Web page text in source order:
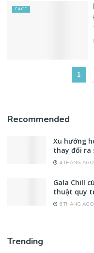
FACE
1
Recommended
Xu hướng
thay đổi ra
4 THÁNG AGO
Gala Chill
thuật quy
6 THÁNG AGO
Trending